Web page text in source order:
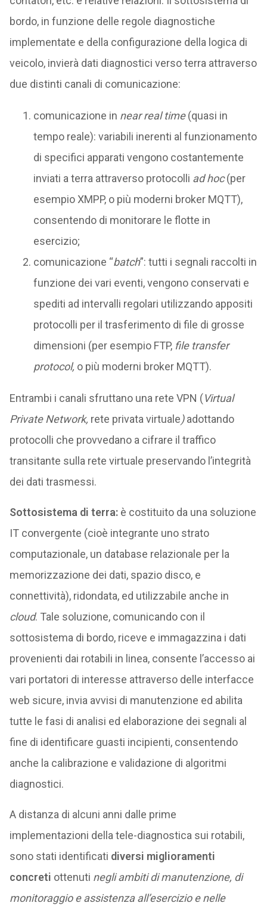
bordo, in funzione delle regole diagnostiche
implementate e della configurazione della logica di
veicolo, invierà dati diagnostici verso terra attraverso
due distinti canali di comunicazione:
comunicazione in near real time(quasi in
tempo reale): variabili inerenti al funzionamento
di specifici apparati vengono costantemente
inviati a terra attraverso protocolli ad hoc(per
esempio XMPP, o più moderni broker MQTT),
consentendo di monitorare le flotte in
esercizio;
comunicazione “batch”: tutti i segnali raccolti in
funzione dei vari eventi, vengono conservati e
spediti ad intervalli regolari utilizzando appositi
protocolli per il trasferimento di file di grosse
dimensioni (per esempio FTP, file transfer
protocol, o più moderni broker MQTT).
Entrambi i canali sfruttano una rete VPN (Virtual
Private Network, rete privata virtuale)adottando
protocolli che provvedano a cifrare il traffico
transitante sulla rete virtuale preservando l’integrità
dei dati trasmessi.
Sottosistema di terra:è costituito da una soluzione
IT convergente (cioè integrante uno strato
computazionale, un database relazionale per la
memorizzazione dei dati, spazio disco, e
connettività), ridondata, ed utilizzabile anche in
cloud. Tale soluzione, comunicando con il
sottosistema di bordo, riceve e immagazzina i dati
provenienti dai rotabili in linea, consente l’accesso ai
vari portatori di interesse attraverso delle interfacce
web sicure, invia avvisi di manutenzione ed abilita
tutte le fasi di analisi ed elaborazione dei segnali al
fine di identificare guasti incipienti, consentendo
anche la calibrazione e validazione di algoritmi
diagnostici.
A distanza di alcuni anni dalle prime
implementazioni della tele-diagnostica sui rotabili,
sono stati identificati diversi miglioramenti
concreti ottenuti negli ambiti di manutenzione, di
monitoraggio e assistenza all’esercizio e nelle